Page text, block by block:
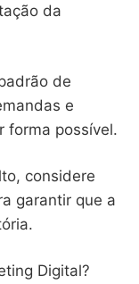
da
de
e
forma possível.
considere
garantir que a
Digital?